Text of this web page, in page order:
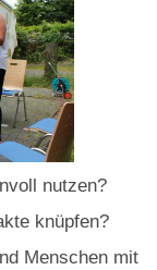
nutzen?
knüpfen?
Menschen mit